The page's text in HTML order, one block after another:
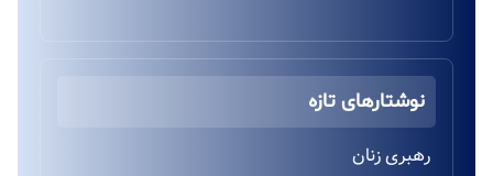
نوشتارهای تازه
رهبری زنان